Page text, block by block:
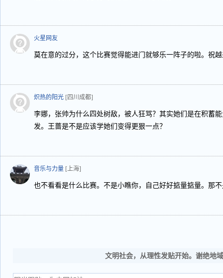
火星网友
莫在意的过分，这个比赛觉得能进门就够乐一阵子的啦。祝
炽热的阳光 [四川成都]
李娜，张帅为什么四处树敌，被人狂骂？其实她们是在积蓄
发。王蔷是不是应该学她们变得更狠一点？
音乐与力量 [上海]
也不看看是什么比赛。不是小瞧你，自己好好掂量掂量。那
文明社会，从理性发贴开始。谢绝地